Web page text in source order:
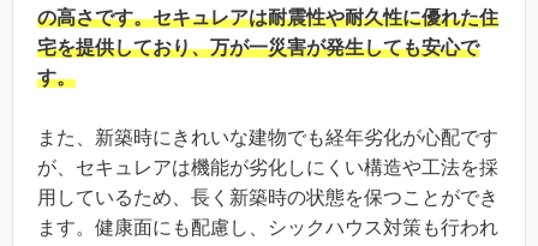
の高さです。セキュレアは耐震性や耐久性に優れた住
宅を提供しており、万が一災害が発生しても安心で
す。
また、新築時にきれいな建物でも経年劣化が心配です
が、セキュレアは機能が劣化しにくい構造や工法を採
用しているため、長く新築時の状態を保つことができ
ます。健康面にも配慮し、シックハウス対策も行われ